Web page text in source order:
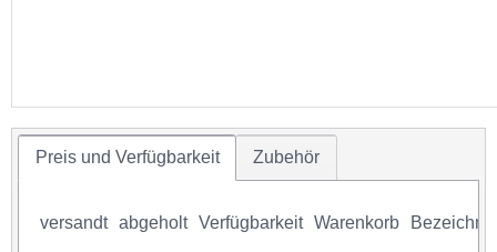
Preis und Verfügbarkeit Zubehör
versandt abgeholt Verfügbarkeit Warenkorb